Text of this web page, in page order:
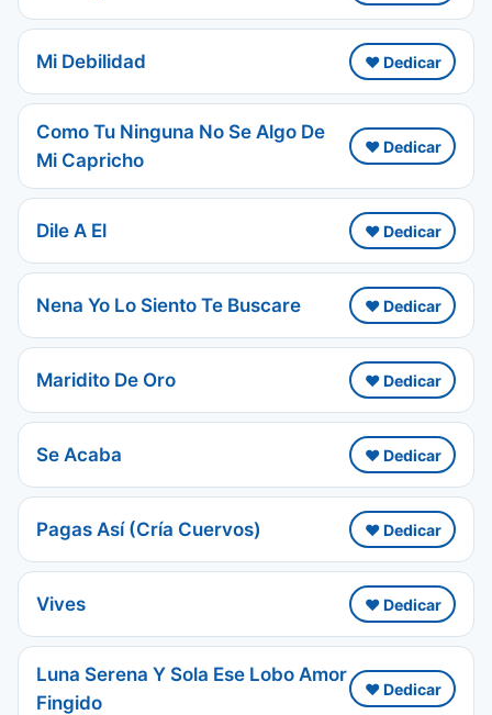
Mi Debilidad ❤️ Dedicar
Como Tu Ninguna No Se Algo De
Mi Capricho
❤️ Dedicar
Dile A El ❤️ Dedicar
Nena Yo Lo Siento Te Buscare ❤️ Dedicar
Maridito De Oro ❤️ Dedicar
Se Acaba ❤️ Dedicar
Pagas Así (Cría Cuervos) ❤️ Dedicar
Vives ❤️ Dedicar
Luna Serena Y Sola Ese Lobo Amor
Fingido
❤️ Dedicar